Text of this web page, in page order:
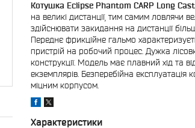
Котушка Eclipse Phantom CARP Long
на великі дистанції, тим самим ловлячи
здійснювати закидання на дистанції
Переднє фрикційне гальмо
пристрій на робочий процес. Дужка
конструкції. Модель має плавний хід та
екземплярів. Безперебійна
міцним корпусом.
Характеристики